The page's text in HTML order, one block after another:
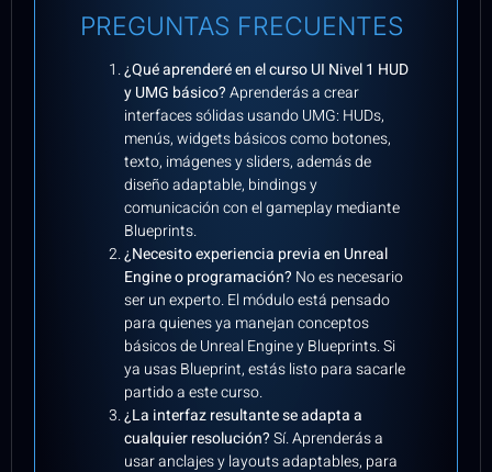
PREGUNTAS FRECUENTES
¿Qué aprenderé en el curso UI Nivel 1 HUD
y UMG básico?Aprenderás a crear
interfaces sólidas usando UMG: HUDs,
menús, widgets básicos como botones,
texto, imágenes y sliders, además de
diseño adaptable, bindings y
comunicación con el gameplay mediante
Blueprints.
¿Necesito experiencia previa en Unreal
Engine o programación? No es necesario
ser un experto. El módulo está pensado
para quienes ya manejan conceptos
básicos de Unreal Engine y Blueprints. Si
ya usas Blueprint, estás listo para sacarle
partido a este curso.
¿La interfaz resultante se adapta a
cualquier resolución?Sí. Aprenderás a
usar anclajes y layouts adaptables, para